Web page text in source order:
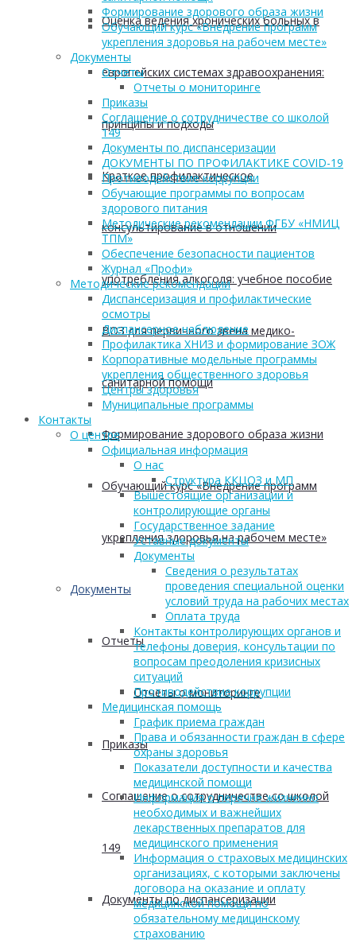
Оценка ведения хронических больных в
европейских системах здравоохранения:
принципы и подходы
Краткое профилактическое
консультирование в отношении
употребления алкоголя: учебное пособие
ВОЗ для первичного звена медико-
санитарной помощи
Формирование здорового образа жизни
Обучающий курс «Внедрение программ
укрепления здоровья на рабочем месте»
Документы
Отчеты
Отчеты о мониторинге
Приказы
Соглашение о сотрудничестве со школой
149
Документы по диспансеризации
Формирование здорового образа жизни
Обучающий курс «Внедрение программ
укрепления здоровья на рабочем месте»
Документы
Отчеты
Отчеты о мониторинге
Приказы
Соглашение о сотрудничестве со школой
149
Документы по диспансеризации
ДОКУМЕНТЫ ПО ПРОФИЛАКТИКЕ COVID-19
Противодействие коррупции
Обучающие программы по вопросам
здорового питания
Методические рекомендации ФГБУ «НМИЦ
ТПМ»
Обеспечение безопасности пациентов
Журнал «Профи»
Методические рекомендации
Диспансеризация и профилактические
осмотры
Диспансерное наблюдение
Профилактика ХНИЗ и формирование ЗОЖ
Корпоративные модельные программы
укрепления общественного здоровья
Центры здоровья
Муниципальные программы
Контакты
О центре
Официальная информация
О нас
Структура ККЦОЗ и МП
Вышестоящие организации и
контролирующие органы
Государственное задание
Уставные документы
Документы
Сведения о результатах
проведения специальной оценки
условий труда на рабочих местах
Оплата труда
Контакты контролирующих органов и
телефоны доверия, консультации по
вопросам преодоления кризисных
ситуаций
Противодействие коррупции
Медицинская помощь
График приема граждан
Права и обязанности граждан в сфере
охраны здоровья
Показатели доступности и качества
медицинской помощи
Информация о перечне жизненно
необходимых и важнейших
лекарственных препаратов для
медицинского применения
Информация о страховых медицинских
организациях, с которыми заключены
договора на оказание и оплату
медицинской помощи по
обязательному медицинскому
страхованию